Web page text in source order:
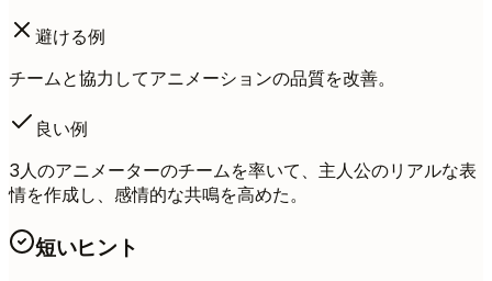
避ける例
チームと協力してアニメーションの品質を改善。
良い例
3人のアニメーターのチームを率いて、主人公のリアルな表
情を作成し、感情的な共鳴を高めた。
短いヒント